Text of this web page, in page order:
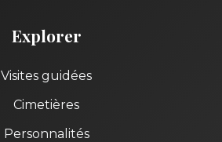
Explorer
Visites guidées
Cimetières
Personnalités